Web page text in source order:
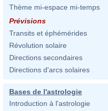
Thème mi-espace mi-temps
Prévisions
Transits et éphémérides
Révolution solaire
Directions secondaires
Directions d'arcs solaires
Bases de l'astrologie
Introduction à l'astrologie